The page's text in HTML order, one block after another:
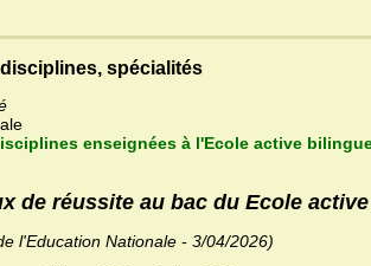
spécialités
enseignées à l'Ecole active
de réussite au bac du Ecole
l'Education Nationale - 3/04/2026)